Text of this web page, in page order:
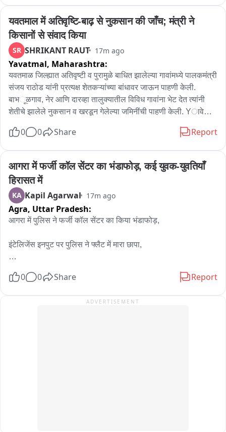
मनस्ताप सहन करावा लागत आहे. पवित्र श्रावण महिना जवळ आल्याने
देशभरातून लाखो भाविक दर्शनासाठी येण्याची शक्यता आहे. या पार्श्वभूमीवर,
सार्वजनिक बांधकाम विभागाने तातडीने या रस्त्याची डागडुजी करून खड्डे
बुजवावेत, अशी जोरदार मागणी प्रवाशांकडून केली जात आहे.
यवतमाल में अतिवृष्‍टि-बाढ़ से नुकसान की जाँच; मंत्री ने
किसानों से संवाद किया
SR SHRIKANT RAUT 17m ago
Yavatmal, Maharashtra:
यवतमाळ जिल्ह्यात अतिवृष्टी व पुरामुळे बाधित झालेल्या गावांमध्ये पालकमंत्री
संजय राठोड यांनी प्रत्यक्ष शेतकऱ्यांच्या बांधावर जाऊन पाहणी केली.
बाभૂळगाव, नेर आणि दारव्हा तालुक्यातील विविध गावांना भेट देत त्यांनी
शेतीचे झालेले नुकसान व खरडून गेलेल्या जमिनींची पाहणी केली. Yावेळी
पुरामुळे झालेल्या नुकसानीचे पारदर्शकपणे सर्वेक्षण व पंचनामे तातडीने पूर्ण
नुकसानग्रस्त शेतकरी सुटणार नाही, याची दक्षता घ्यावी, असे स्पष्ट निर्देश
पालकमंत्री संजय राठोड यांनी तहसीलदार व संबंधित अधिकाऱ्यांना दिले.
0 0 Share Report
आगरा में फर्जी कॉल सेंटर का भंडाफोड़, कई युवक-युवतियाँ
हिरासत में
KA Kapil Agarwal 17m ago
Agra, Uttar Pradesh:
आगरा में पुलिस ने फर्जी कॉल सेंटर का किया भंडाफोड़,
इंटेलिजेंस इनपुट पर पुलिस ने फ्लैट में मारा छापा,
0 0 Share Report
ADVERTISEMENT